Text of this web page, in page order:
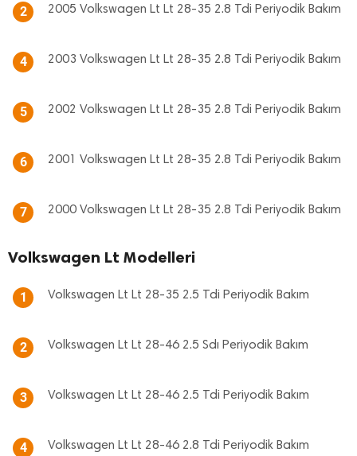
2 2005 Volkswagen Lt Lt 28-35 2.8 Tdi Periyodik Bakım
4 2003 Volkswagen Lt Lt 28-35 2.8 Tdi Periyodik Bakım
5 2002 Volkswagen Lt Lt 28-35 2.8 Tdi Periyodik Bakım
6 2001 Volkswagen Lt Lt 28-35 2.8 Tdi Periyodik Bakım
7 2000 Volkswagen Lt Lt 28-35 2.8 Tdi Periyodik Bakım
Volkswagen Lt Modelleri
1 Volkswagen Lt Lt 28-35 2.5 Tdi Periyodik Bakım
2 Volkswagen Lt Lt 28-46 2.5 Sdı Periyodik Bakım
3 Volkswagen Lt Lt 28-46 2.5 Tdi Periyodik Bakım
4 Volkswagen Lt Lt 28-46 2.8 Tdi Periyodik Bakım